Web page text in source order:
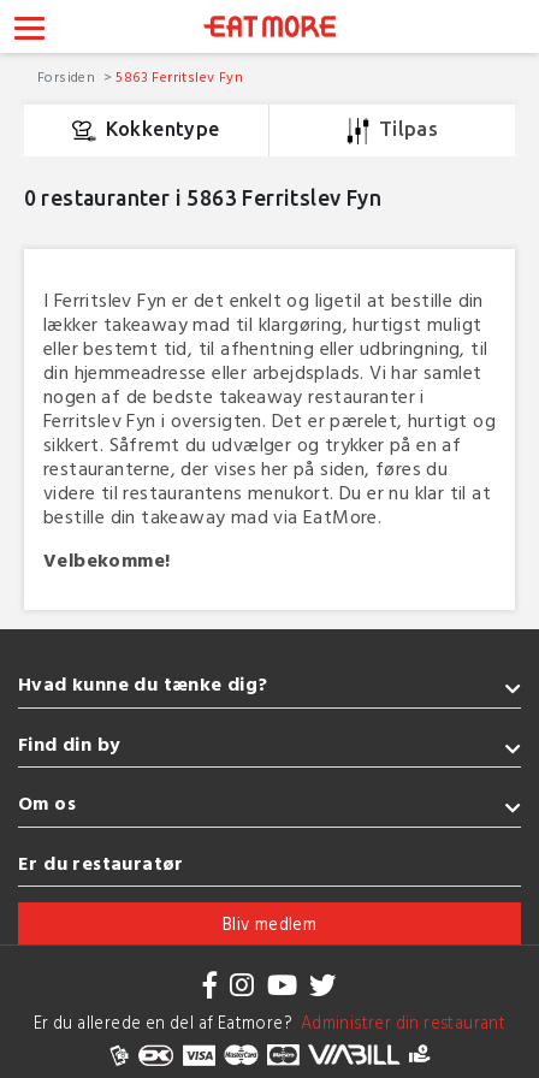
Forsiden 5863 Ferritslev Fyn
Kokkentype Tilpas
0 restauranter i 5863 Ferritslev Fyn
I Ferritslev Fyn er det enkelt og ligetil at bestille din
lækker takeaway mad til klargøring, hurtigst muligt
eller bestemt tid, til afhentning eller udbringning, til
din hjemmeadresse eller arbejdsplads. Vi har samlet
nogen af de bedste takeaway restauranter i
Ferritslev Fyn i oversigten. Det er pærelet, hurtigt og
sikkert. Såfremt du udvælger og trykker på en af
restauranterne, der vises her på siden, føres du
videre til restaurantens menukort. Du er nu klar til at
bestille din takeaway mad via EatMore.
Velbekomme!
Hvad kunne du tænke dig?
Takeaway
Glutenfri
Sushi
Amerikansk
Se flere køkkener
Find din by
Sønderborg
Kolding
Esbjerg
Vejle
Om os
Handelsbetingelser
Brug af cookies
Er du restauratør
Bliv medlem
Er du allerede en del af Eatmore? Administrer din restaurant